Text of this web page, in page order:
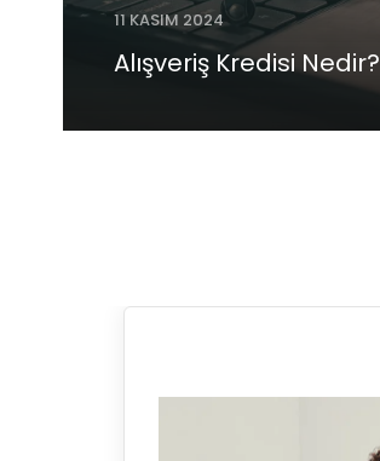
11 KASIM 2024
Alışveriş Kredisi Nedir?